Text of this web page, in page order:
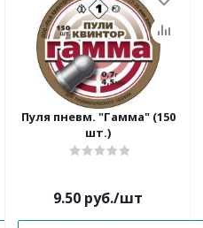
Пуля пневм. "Гамма" (150
шт.)
9.50 руб./шт